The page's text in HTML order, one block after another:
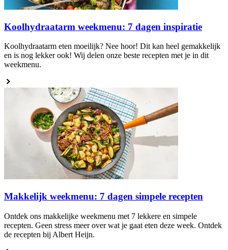
Koolhydraatarm weekmenu: 7 dagen inspiratie
Koolhydraatarm eten moeilijk? Nee hoor! Dit kan heel gemakkelijk
en is nog lekker ook! Wij delen onze beste recepten met je in dit
weekmenu.
Makkelijk weekmenu: 7 dagen simpele recepten
Ontdek ons makkelijke weekmenu met 7 lekkere en simpele
recepten. Geen stress meer over wat je gaat eten deze week. Ontdek
de recepten bij Albert Heijn.